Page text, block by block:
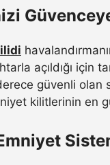
açıldığı için
güvenli olan
kilitlerinin en